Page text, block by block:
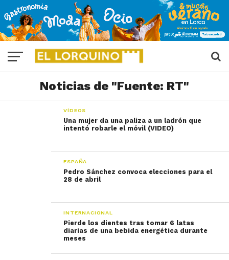
Noticias de "Fuente: RT"
VÍDEOS
Una mujer da una paliza a un ladrón que
intentó robarle el móvil (VIDEO)
ESPAÑA
Pedro Sánchez convoca elecciones para el
28 de abril
INTERNACIONAL
Pierde los dientes tras tomar 6 latas
diarias de una bebida energética durante
meses